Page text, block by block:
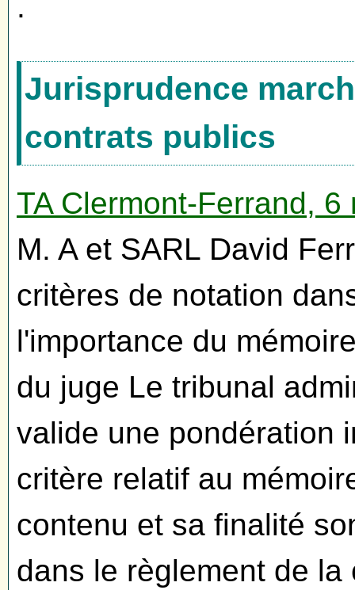
.
Jurisprudence
contrats publics
TA Clermont-Ferrand,
M. A et SARL David
critères de notation
l'importance du
du juge Le tribunal
valide une pondération
critère relatif au
contenu et sa finalité
dans le règlement de